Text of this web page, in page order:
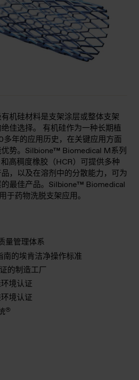
机硅材料是支架涂层或整体支架
绝佳选择。 有机硅作为一种长期植
年的应用历史，在关键应用方面
势。Silbione™ Biomedical M系列
高稠度橡胶（HCR）可提供多种
，以及在溶剂中的分散能力，可为
最佳产品。Silbione™ Biomedical
于药物洗脱支架应用。
量管理体系
南的埃肯洁净操作标准
的制造工厂
境认证
境认证
®